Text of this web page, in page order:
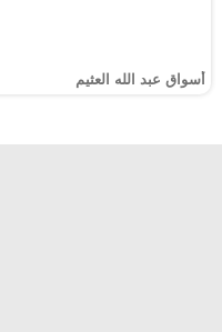
أسواق عبد الله العثيم